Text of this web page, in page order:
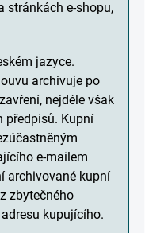
stránkách e-shopu,
jazyce.
archivuje po
nejdéle však
předpisů. Kupní
e-mailem
archivované kupní
zbytečného
kupujícího.